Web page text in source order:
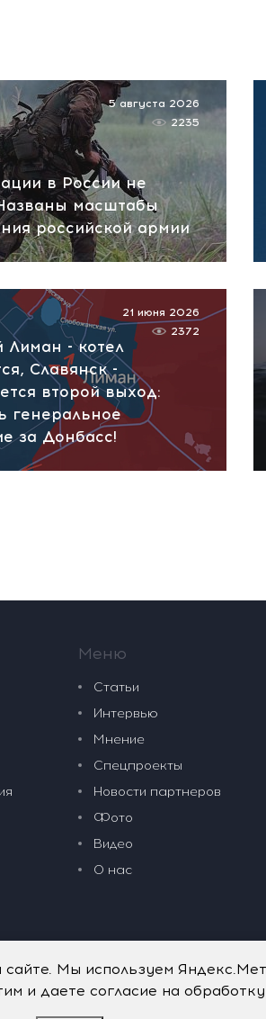
в России не
масштабы
российской армии
5 августа 2026
2235
Лиман - котел
Славянск -
второй выход:
генеральное
за Донбасс!
21 июня 2026
2372
Меню
Статьи
Интервью
Мнение
Спецпроекты
Новости партнеров
Фото
Видео
О нас
Мы используем
и даете согласие на